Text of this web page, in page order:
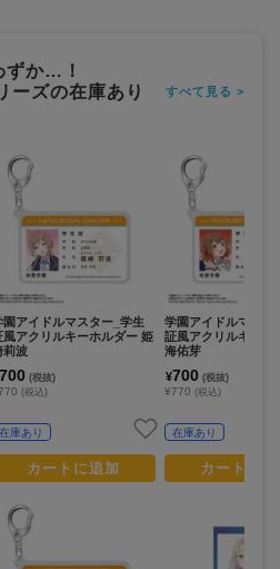
ずか…！
ーズの在庫あり
すべて見る >
園アイドルマスター_学生
風アクリルキーホルダー 姫
莉波
700 (税抜)
(税込)
在庫あり
カートに追加
学園アイドルマスタ
証風アクリルキーホ
海佑芽
¥700 (税抜)
¥770 (税込)
在庫あり
カートに